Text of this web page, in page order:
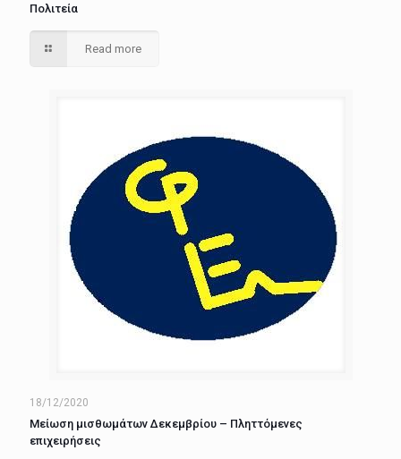
Πολιτεία
Read more
18/12/2020
Μείωση μισθωμάτων Δεκεμβρίου – Πληττόμενες
επιχειρήσεις